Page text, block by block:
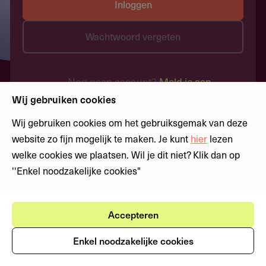
Inloggen
Wachtwoord vergeten
Nog geen account?Meld je aan
Wij gebruiken cookies
Wij gebruiken cookies om het gebruiksgemak van deze
website zo fijn mogelijk te maken. Je kunt hier lezen
welke cookies we plaatsen. Wil je dit niet? Klik dan op
''Enkel noodzakelijke cookies"
Accepteren
Enkel noodzakelijke cookies